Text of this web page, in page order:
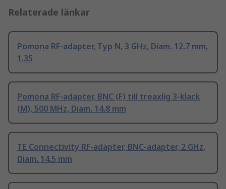
Relaterade länkar
Pomona RF-adapter, Typ N, 3 GHz, Diam. 12.7 mm,
1.35
Pomona RF-adapter, BNC (F) till treaxlig 3-klack
(M), 500 MHz, Diam. 14.8 mm
TE Connectivity RF-adapter, BNC-adapter, 2 GHz,
Diam. 14.5 mm